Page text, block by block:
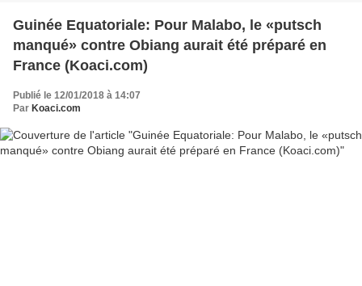
Guinée Equatoriale: Pour Malabo, le «putsch
manqué» contre Obiang aurait été préparé en
France (Koaci.com)
Publié le 12/01/2018 à 14:07
Par Koaci.com